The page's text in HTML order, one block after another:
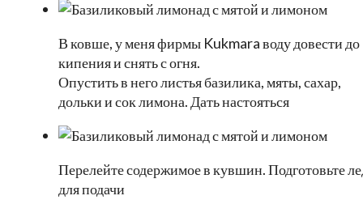
В ковше, у меня фирмы Kukmara воду довести до
кипения и снять с огня.
Опустить в него листья базилика, мяты, сахар,
дольки и сок лимона. Дать настояться
Перелейте содержимое в кувшин. Подготовьте
для подачи